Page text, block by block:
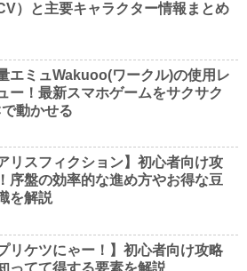
CV）と主要キャラクター情報まとめ
エミュWakuoo(ワークル)の使用レ
ー！最新スマホゲームをサクサク
で動かせる
アリスフィクション】初心者向け攻
序盤の効率的な進め方やお得な豆
を解説
プリケツにゃー！】初心者向け攻略
ってて得する要素を解説